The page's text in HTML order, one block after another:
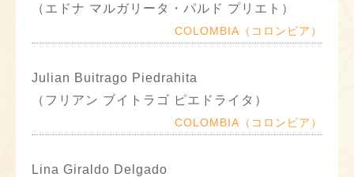
（エドナ マルガリータ・パルド プリエト）
COLOMBIA（コロンビア）
Julian Buitrago Piedrahita
（フリアン ブイトラゴ ピエドライタ）
COLOMBIA（コロンビア）
Lina Giraldo Delgado